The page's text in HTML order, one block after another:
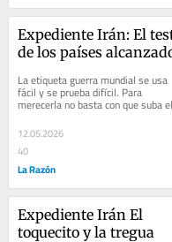
Expediente Irán: El
de los países
La etiqueta guerra mundial se usa
fácil y se prueba difícil. Para
merecerla no basta con que suba el
petróleo o con que Ormuz sea el
punto de...
12.05.2026
40
La Razón
Expediente Irán El
toquecito y la tregua